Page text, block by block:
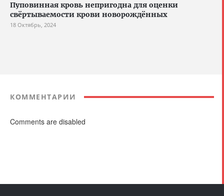
Пуповинная кровь непригодна для оценки
свёртываемости крови новорождённых
18 Октябрь, 2024
КОММЕНТАРИИ
Comments are disabled